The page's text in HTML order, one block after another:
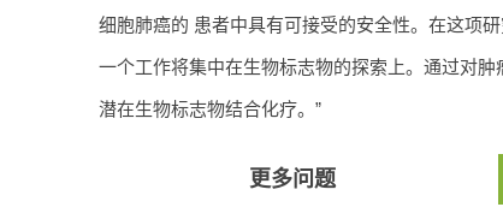
细胞肺癌的 患者中具有可接受的安全性。在这项
一个工作将集中在生物标志物的探索上。通过对
潜在生物标志物结合化疗。”
更多问题